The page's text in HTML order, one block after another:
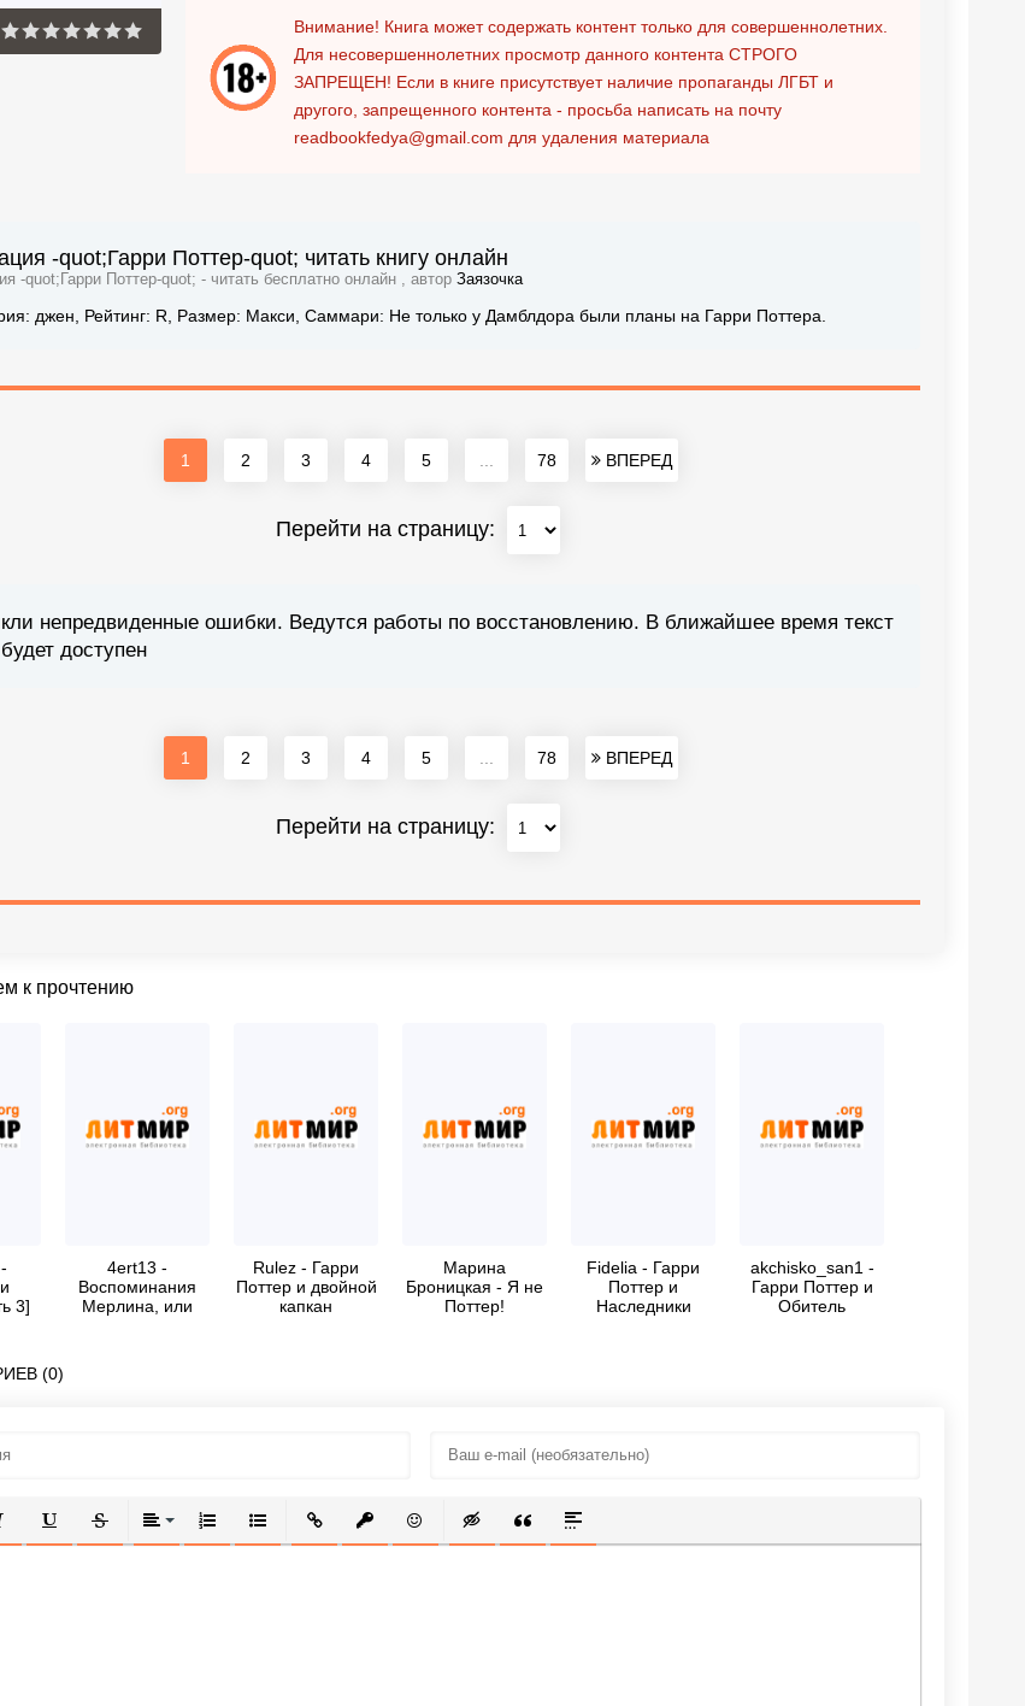
Внимание! Книга может содержать контент только для совершеннолетних.
Для несовершеннолетних просмотр данного контента СТРОГО
ЗАПРЕЩЕН! Если в книге присутствует наличие пропаганды ЛГБТ и
другого, запрещенного контента - просьба написать на почту
readbookfedya@gmail.com для удаления материала
-quot;Гарри Поттер-quot; читать книгу онлайн
-quot;Гарри Поттер-quot; - читать бесплатно онлайн , автор Заязочка
джен, Рейтинг: R, Размер: Макси, Саммари: Не только у Дамблдора были планы на Гарри Поттера.
1 2 3 4 5 78 ВПЕРЕД
Перейти на страницу:
непредвиденные ошибки. Ведутся работы по восстановлению. В ближайшее время текст
доступен
1 2 3 4 5 78 ВПЕРЕД
Перейти на страницу:
к прочтению
3]
4ert13 -
Воспоминания
Мерлина, или
Rulez - Гарри
Поттер и двойной
капкан
Марина
Броницкая - Я не
Поттер!
Fidelia - Гарри
Поттер и
Наследники
akchisko_san1 -
Гарри Поттер и
Обитель
(0)
ПОДЧЕРКНУТЫЙ
ЗАЧЕРКНУТЫЙВЫРАВНИВАНИЕ
НУМЕРОВАННЫЙ СПИСОК
МАРКИРОВАННЫЙ СПИСОК
ВСТАВИТЬ ССЫЛКУ
ВСТАВИТЬ ЗАЩИЩЕННУЮ ССЫЛКУ
ВСТАВИТЬ СМАЙЛИК
ВСТАВКА СКРЫТОГО ТЕКСТА
ВСТАВКА ЦИТАТЫ
ВСТАВКА СПОЙЛЕРА